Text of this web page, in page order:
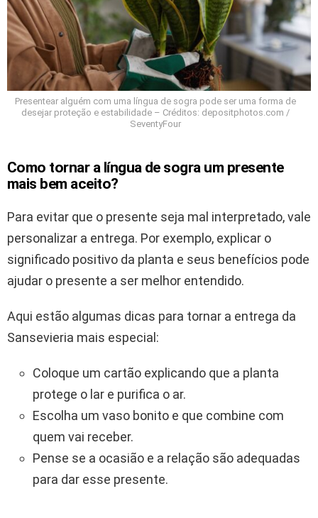
Presentear alguém com uma língua de sogra pode ser uma forma de
desejar proteção e estabilidade – Créditos: depositphotos.com /
SeventyFour
Como tornar a língua de sogra um presente
mais bem aceito?
Para evitar que o presente seja mal interpretado, vale
personalizar a entrega. Por exemplo, explicar o
significado positivo da planta e seus benefícios pode
ajudar o presente a ser melhor entendido.
Aqui estão algumas dicas para tornar a entrega da
Sansevieria mais especial:
Coloque um cartão explicando que a planta
protege o lar e purifica o ar.
Escolha um vaso bonito e que combine com
quem vai receber.
Pense se a ocasião e a relação são adequadas
para dar esse presente.